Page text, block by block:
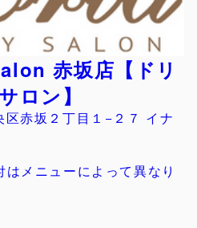
赤坂店【ドリ
ロン】
赤坂２丁目１−２７ イナ
メニューによって異なり